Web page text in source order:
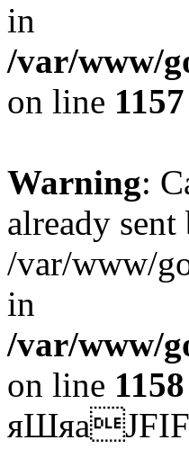
in
/var/www/
on line 1157
Warning:
already
/var/www/
in
/var/www/
on line 1158